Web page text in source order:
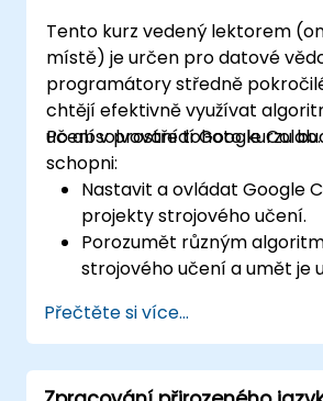
Tento kurz vedený lektorem
místě) je určen pro datové
programátory středně
chtějí efektivně využívat
učení v prostředí Google Colab.
Po absolvování tohoto kurzu
schopni:
Nastavit a ovládat Google
projekty strojového učení.
Porozumět různým
strojového učení a umět je
analýze a predikci dat.
Implementovat modely
s učením pod dohledem i
Přečtěte si více...